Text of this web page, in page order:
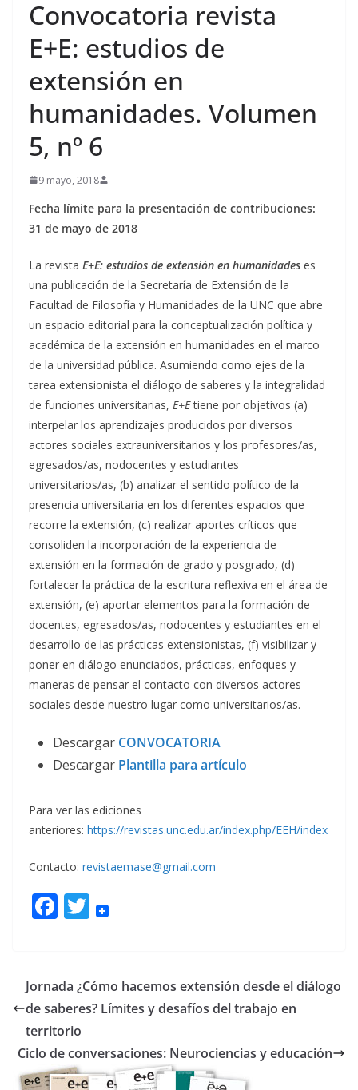
Convocatoria revista
E+E: estudios de
extensión en
humanidades. Volumen
5, nº 6
9 mayo, 2018
Fecha límite para la presentación de contribuciones:
31 de mayo de 2018
La revista E+E: estudios de extensión en humanidades es
una publicación de la Secretaría de Extensión de la
Facultad de Filosofía y Humanidades de la UNC que abre
un espacio editorial para la conceptualización política y
académica de la extensión en humanidades en el marco
de la universidad pública. Asumiendo como ejes de la
tarea extensionista el diálogo de saberes y la integralidad
de funciones universitarias, E+Etiene por objetivos (a)
interpelar los aprendizajes producidos por diversos
actores sociales extrauniversitarios y los profesores/as,
egresados/as, nodocentes y estudiantes
universitarios/as, (b) analizar el sentido político de la
presencia universitaria en los diferentes espacios que
recorre la extensión, (c) realizar aportes críticos que
consoliden la incorporación de la experiencia de
extensión en la formación de grado y posgrado, (d)
fortalecer la práctica de la escritura reflexiva en el área de
extensión, (e) aportar elementos para la formación de
docentes, egresados/as, nodocentes y estudiantes en el
desarrollo de las prácticas extensionistas, (f) visibilizar y
poner en diálogo enunciados, prácticas, enfoques y
maneras de pensar el contacto con diversos actores
sociales desde nuestro lugar como universitarios/as.
Descargar CONVOCATORIA
Descargar Plantilla para artículo
Para ver las ediciones
anteriores: https://revistas.unc.edu.ar/index.php/EEH/index
Contacto: revistaemase@gmail.com
F
b
o
o
k
T
er
Jornada ¿Cómo hacemos extensión desde el diálogo
de saberes? Límites y desafíos del trabajo en
territorio
Ciclo de conversaciones: Neurociencias y educación